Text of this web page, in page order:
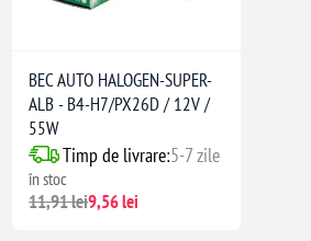
BEC AUTO HALOGEN-SUPER-
ALB - B4-H7/PX26D / 12V /
55W
Timp de livrare:5-7 zile
în stoc
11,91 lei9,56 lei